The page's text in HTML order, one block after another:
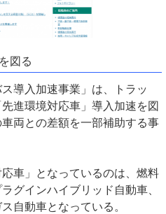
図る
導入加速事業」は、トラッ
進環境対応車」導入加速を図
両との差額を一部補助する事
車」となっているのは、燃料
グインハイブリッド自動車、
自動車となっている。